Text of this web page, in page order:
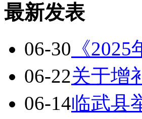
最新发表
06-30 《
06-22关于增
06-14临武县